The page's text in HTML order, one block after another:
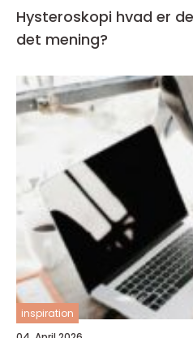
Hysteroskopi hvad er det, og hvornår giver
det mening?
inspiration